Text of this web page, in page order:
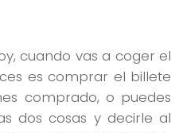
cuando vas a coger el
es comprar el billete
comprado, o puedes
dos cosas y decirle al